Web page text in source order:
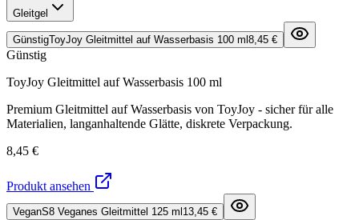
Gleitgel
GünstigToyJoy Gleitmittel auf Wasserbasis 100 ml 8,45 €
Günstig
ToyJoy Gleitmittel auf Wasserbasis 100 ml
Premium Gleitmittel auf Wasserbasis von ToyJoy - sicher für alle
Materialien, langanhaltende Glätte, diskrete Verpackung.
8,45 €
Produkt ansehen
VeganS8 Veganes Gleitmittel 125 ml 13,45 €